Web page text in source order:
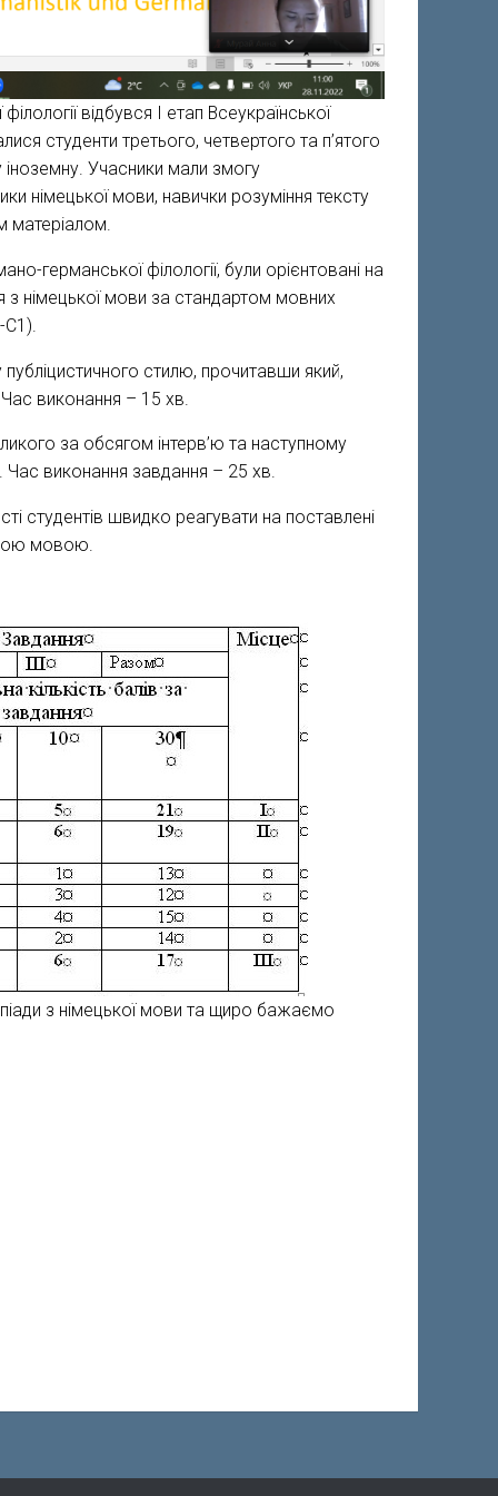
відбувся І етап Всеукраїнської
студенти третього, четвертого та п’ятого
іноземну. Учасники мали змогу
німецької мови, навички розуміння тексту
матеріалом.
германської філології, були орієнтовані на
з німецької мови за стандартом мовних
стилю, прочитавши який,
виконання – 15 хв.
за обсягом інтерв’ю та наступному
Час виконання завдання – 25 хв.
студентів швидко реагувати на поставлені
мовою.
з німецької мови та щиро бажаємо